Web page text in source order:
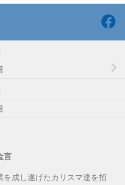
言
を成し遂げたカリスマ達を招